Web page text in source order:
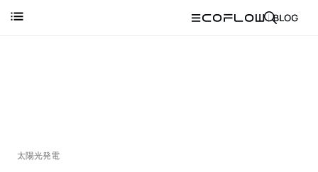
太陽光発電